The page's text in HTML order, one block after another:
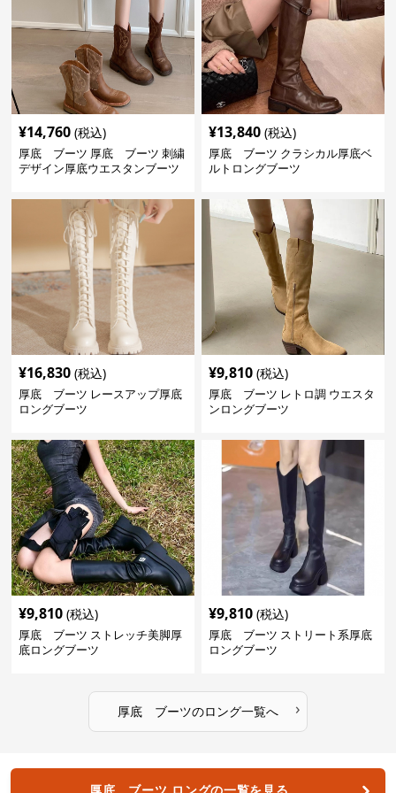
¥14,760 (税込)
厚底 ブーツ 厚底 ブーツ 刺繍
デザイン厚底ウエスタンブーツ
¥13,840 (税込)
厚底 ブーツ クラシカル厚底ベ
ルトロングブーツ
¥16,830 (税込)
厚底 ブーツ レースアップ厚底
ロングブーツ
¥9,810 (税込)
厚底 ブーツ レトロ調 ウエスタ
ンロングブーツ
¥9,810 (税込)
厚底 ブーツ ストレッチ美脚厚
底ロングブーツ
¥9,810 (税込)
厚底 ブーツ ストリート系厚底
ロングブーツ
厚底 ブーツのロング一覧へ ›